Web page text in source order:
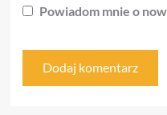
Powiadom mnie o